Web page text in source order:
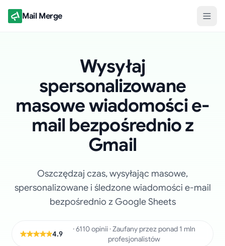
Mail Merge
Wysyłaj
spersonalizowane
masowe wiadomości e-
mail bezpośrednio z
Gmail
Oszczędzaj czas, wysyłając masowe,
spersonalizowane i śledzone wiadomości e-mail
bezpośrednio z Google Sheets
4.9
· 6110 opinii · Zaufany przez ponad 1 mln
profesjonalistów